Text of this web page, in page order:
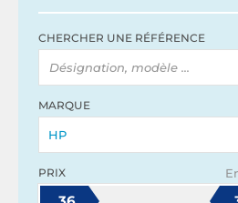
CHERCHER UNE RÉFÉRENCE
MARQUE
HP
PRIX